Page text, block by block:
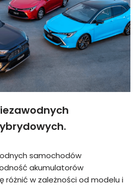
samochodów
akumulatorów
różnić w zależności od modelu i